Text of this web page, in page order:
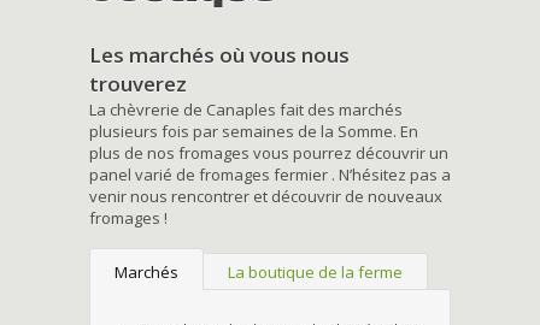
Les marchés où vous nous
trouverez
La chèvrerie de Canaples fait des marchés
plusieurs fois par semaines de la Somme. En
plus de nos fromages vous pourrez découvrir un
panel varié de fromages fermier . N’hésitez pas a
venir nous rencontrer et découvrir de nouveaux
fromages !
Marchés La boutique de la ferme